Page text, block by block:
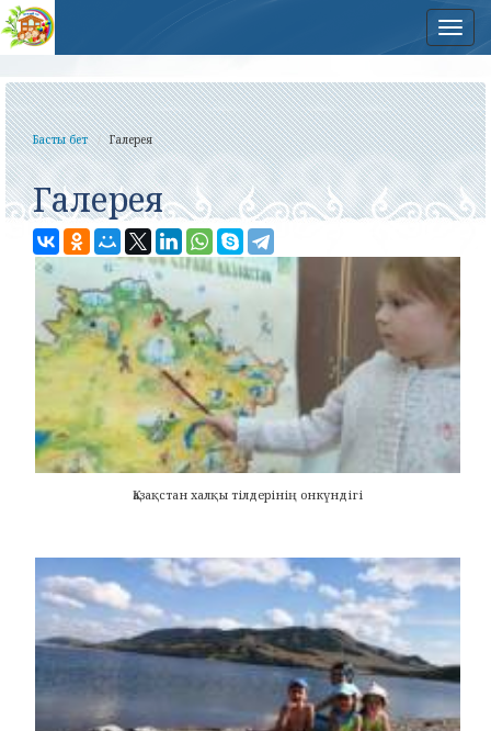
Басты бет Галерея
Галерея
Қазақстан халқы тілдерінің онкүндігі